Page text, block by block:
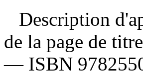
Description
de la page de
— ISBN